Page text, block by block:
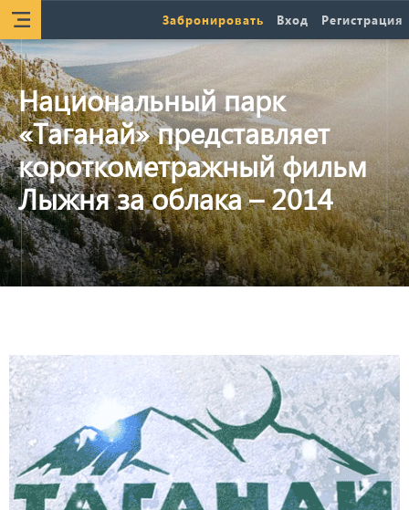
Забронировать Вход Регистрация
Национальный парк
«Таганай» представляет
короткометражный фильм
Лыжня за облака – 2014